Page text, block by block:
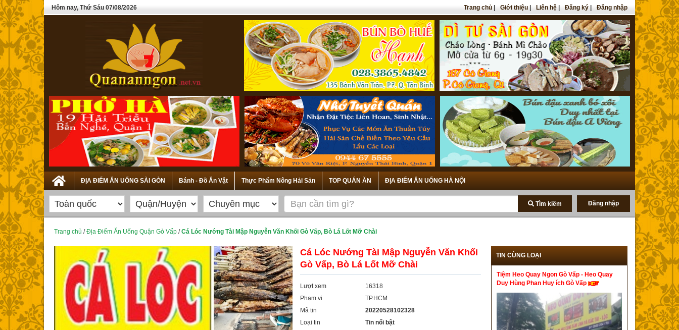
Hôm nay, Thứ Sáu 07/08/2026 Trang chủ Giới thiệu Liên hệ Đăng ký Đăng nhập
ĐỊA ĐIỂM ĂN UỐNG SÀI GÒN Bánh - Đồ Ăn Vặt Thực Phẩm Nông Hải Sản TOP QUÁN ĂN ĐỊA ĐIỂM ĂN UỐNG HÀ NỘI
Tìm kiếm Đăng nhập
Trang chủ /Địa Điểm Ăn Uống Quận Gò Vấp /Cá Lóc Nướng Tài Mập Nguyễn Văn Khối Gò Vấp, Bò Lá Lốt Mỡ Chài
Cá Lóc Nướng Tài Mập Nguyễn Văn Khối
Gò Vấp, Bò Lá Lốt Mỡ Chài
Lượt xem
16318
Phạm vi
TP.HCM
Mã tin
20220528102328
Loại tin
Tin nổi bật
TIN CÙNG LOẠI
Tiệm Heo Quay Ngon Gò Vấp - Heo Quay
Duy Hùng Phan Huy ích Gò Vấp